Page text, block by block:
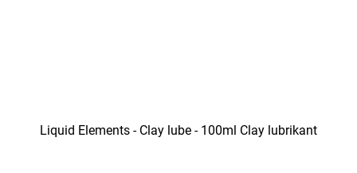
Liquid Elements - Clay lube - 100ml Clay lubrikant